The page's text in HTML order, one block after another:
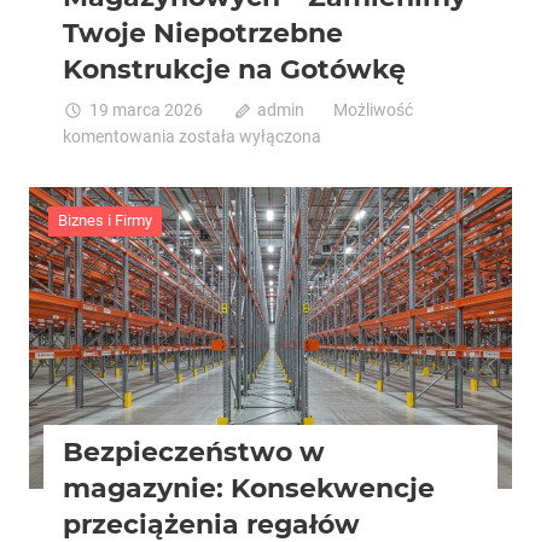
Twoje Niepotrzebne
Konstrukcje na Gotówkę
19 marca 2026 admin
Możliwość
komentowania Profesjonalny
Regałów
Magazynowych
–
Zamienimy
Twoje
Niepotrzebne
Konstrukcje
na
Gotówkę
została wyłączona
Biznes i Firmy
Bezpieczeństwo w
magazynie: Konsekwencje
przeciążenia regałów